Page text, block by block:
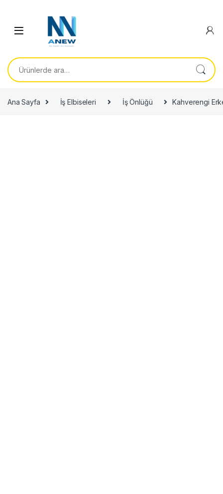
Ara:
Ana Sayfa İş Elbiseleri İş Önlüğü Kahverengi